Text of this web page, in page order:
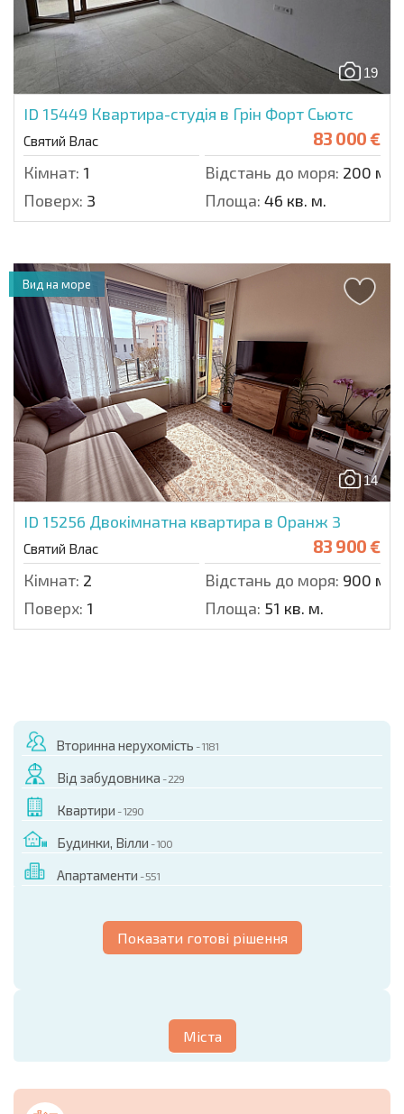
19
ID 15449 Квартира-студія в Грін Форт Сьютс
Святий Влас 83 000 €
Кімнат: 1 Відстань до моря: 200 м.
Поверх: 3 Площа: 46 кв. м.
14
ID 15256 Двокімнатна квартира в Оранж 3
Святий Влас 83 900 €
Кімнат: 2 Відстань до моря: 900 м.
Поверх: 1 Площа: 51 кв. м.
Вид на море
Вторинна нерухомість - 1181
Від забудовника - 229
Квартири - 1290
Будинки, Вілли - 100
Апартаменти - 551
Показати готові рішення
Міста